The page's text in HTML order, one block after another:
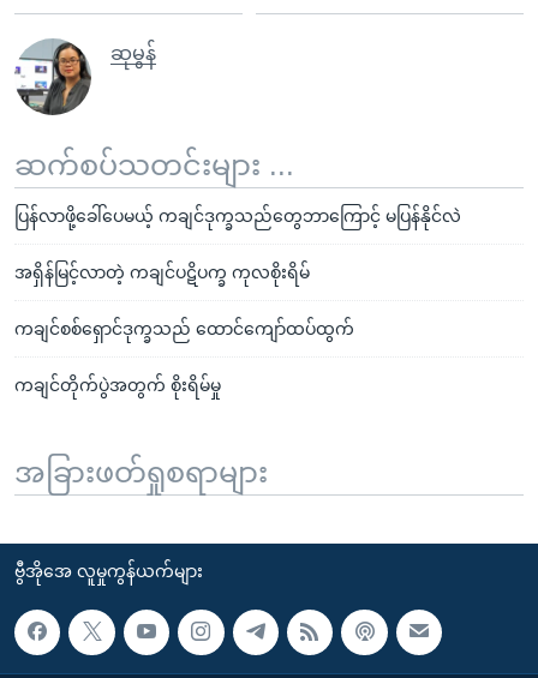
ဆုမွန်
ဆက်စပ်သတင်းများ ...
ပြန်လာဖို့ခေါ်ပေမယ့် ကချင်ဒုက္ခသည်တွေဘာကြောင့် မပြန်နိုင်လဲ
အရှိန်မြင့်လာတဲ့ ကချင်ပဋိပက္ခ ကုလစိုးရိမ်
ကချင်စစ်ရှောင်ဒုက္ခသည် ထောင်ကျော်ထပ်ထွက်
ကချင်တိုက်ပွဲအတွက် စိုးရိမ်မှု
အခြားဖတ်ရှုစရာများ
ဗွီအိုအေ လူမှုကွန်ယက်များ